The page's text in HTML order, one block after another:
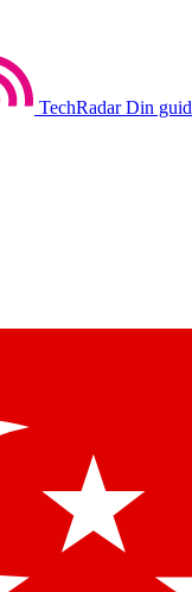
TechRadar Din